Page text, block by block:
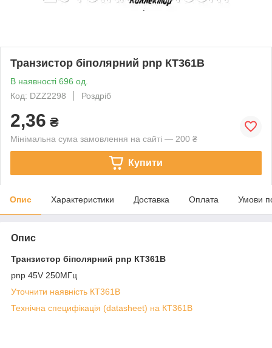
Транзистор біполярний pnp КТ361В
В наявності 696 од.
Код: DZZ2298
Роздріб
2,36 ₴
Мінімальна сума замовлення на сайті — 200 ₴
Купити
Опис Характеристики Доставка Оплата Умови
Опис
Транзистор біполярний pnp КТ361В
pnp 45V 250МГц
Уточнити наявність КТ361В
Технічна специфікація (datasheet) на КТ361В